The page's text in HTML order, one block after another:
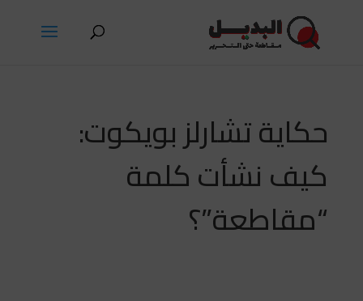
حكاية تشارلز بويكوت:
كيف نشأت كلمة
“مقاطعة”؟